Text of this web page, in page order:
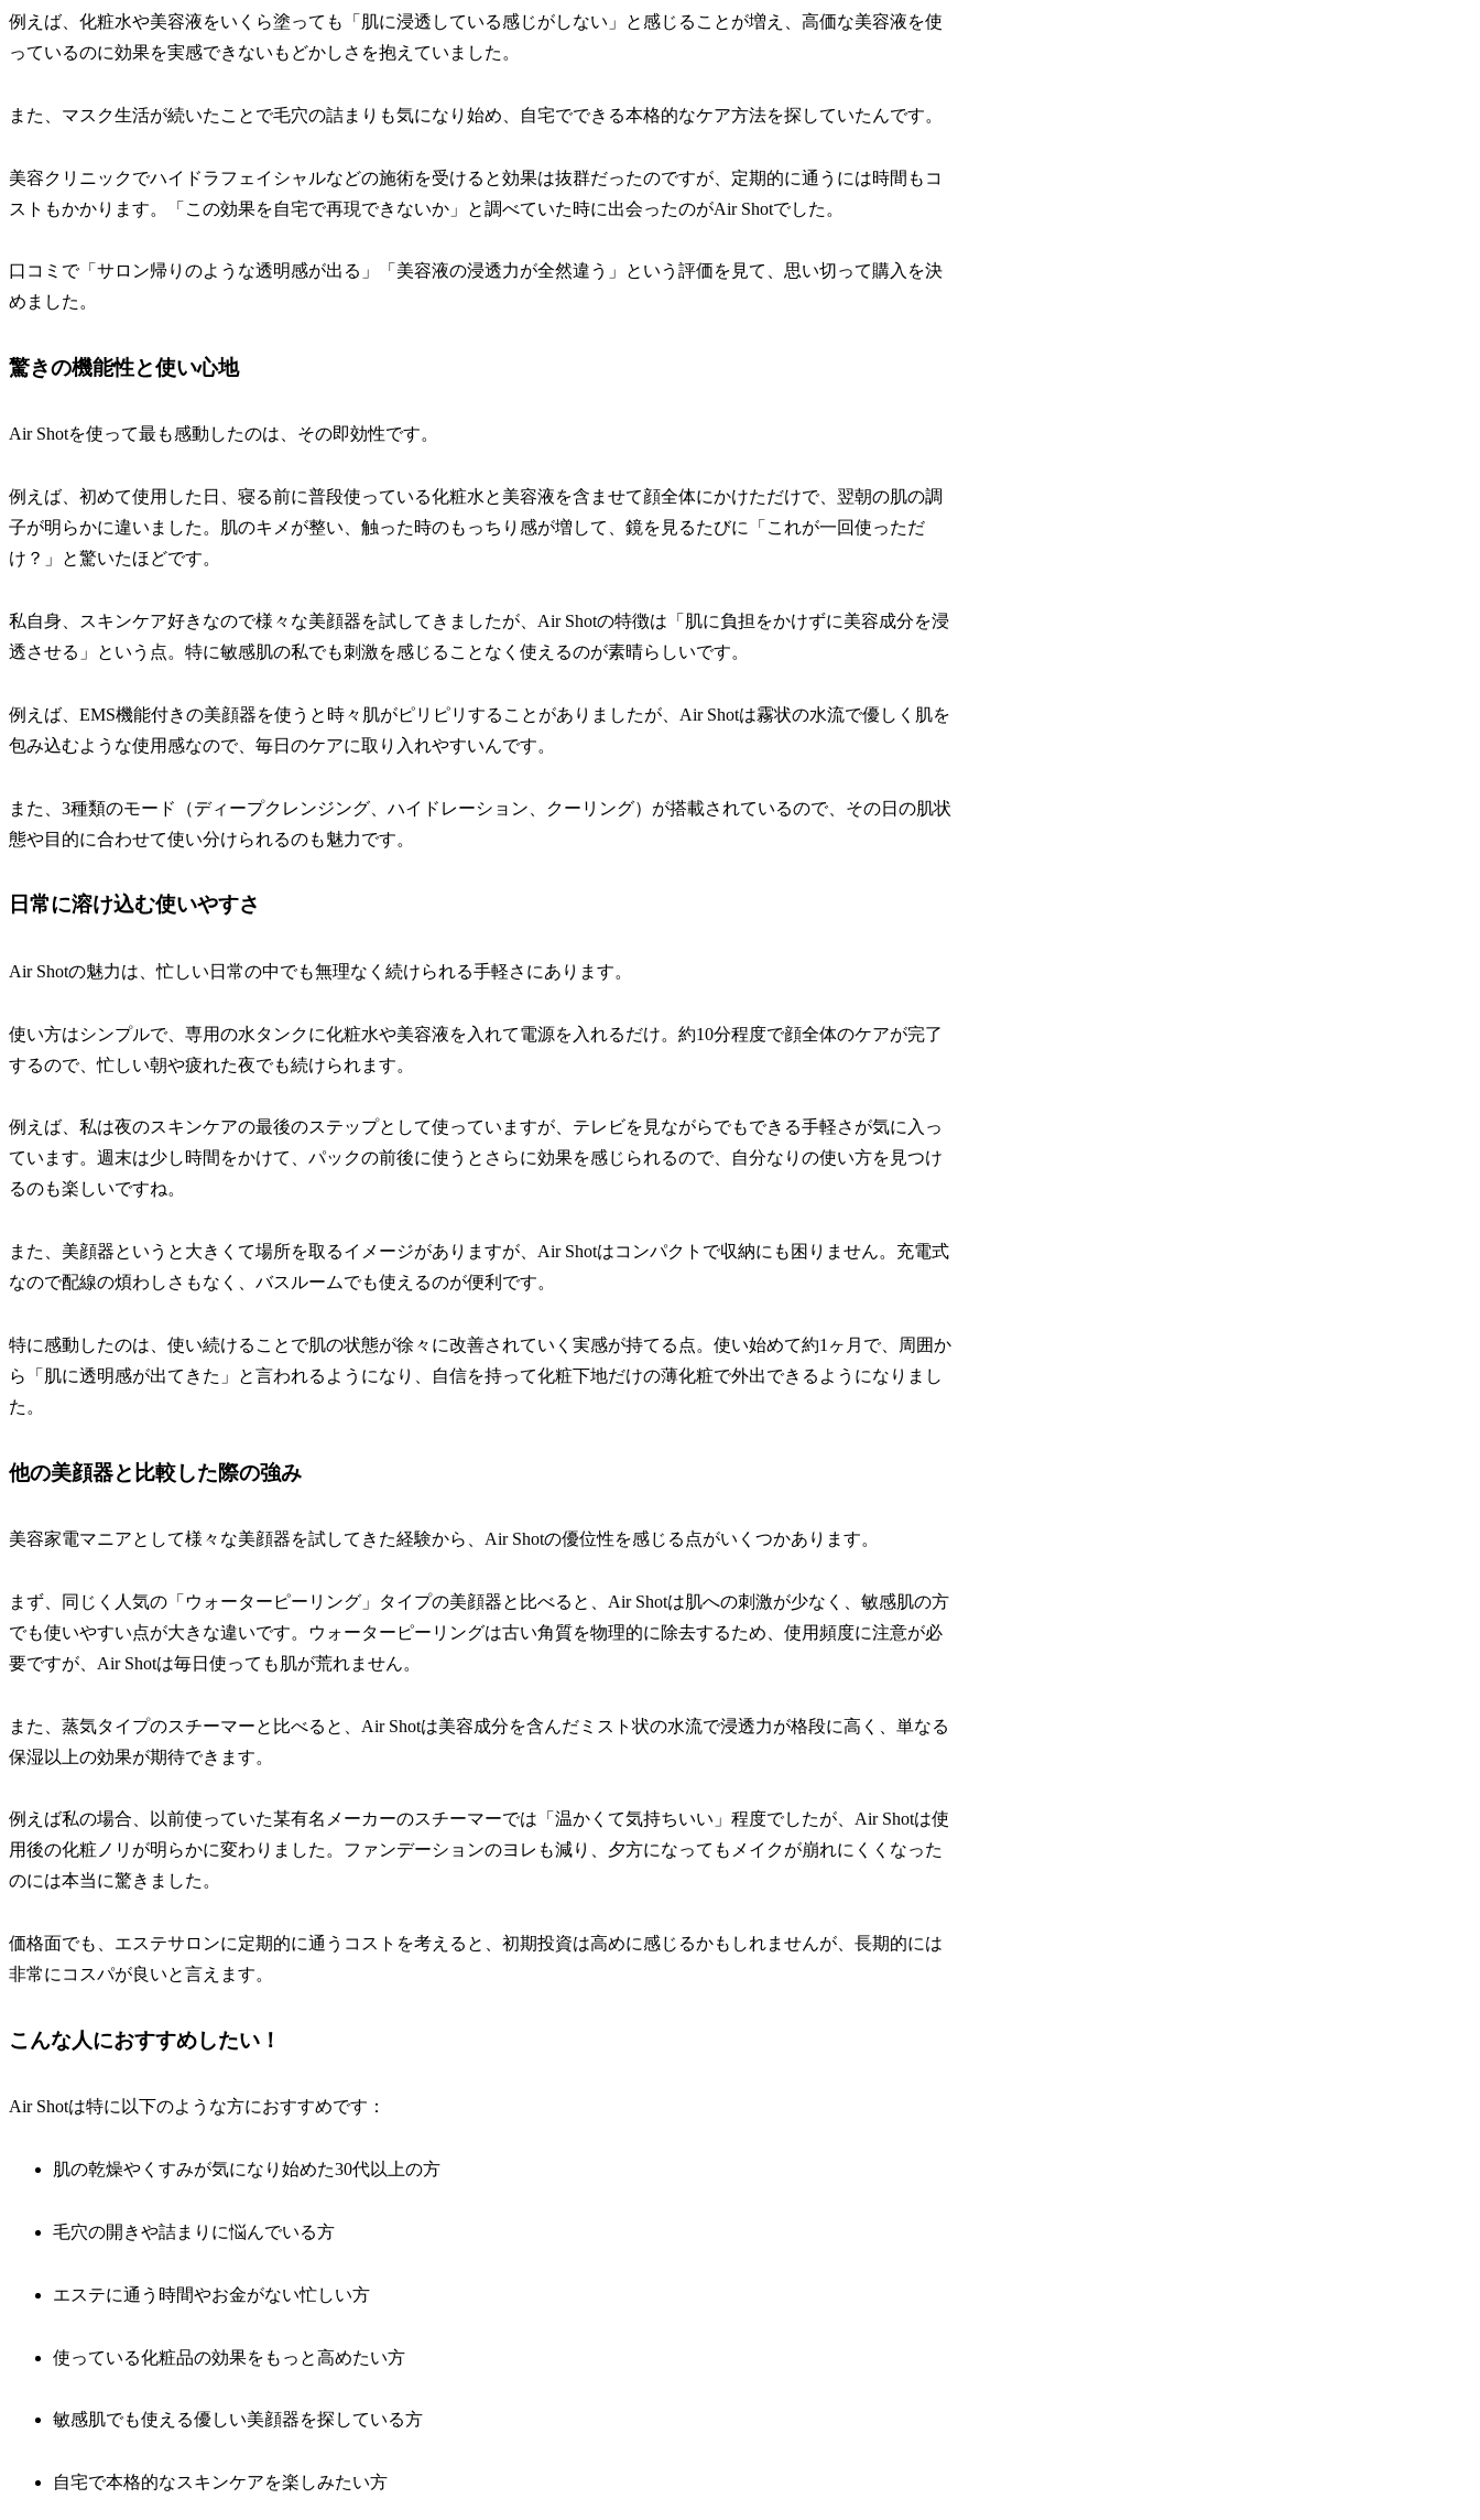
例えば、化粧水や美容液をいくら塗っても「肌に浸透している感じがしない」と感じることが増え、高価な美容液を使
っているのに効果を実感できないもどかしさを抱えていました。
また、マスク生活が続いたことで毛穴の詰まりも気になり始め、自宅でできる本格的なケア方法を探していたんです。
美容クリニックでハイドラフェイシャルなどの施術を受けると効果は抜群だったのですが、定期的に通うには時間もコ
ストもかかります。「この効果を自宅で再現できないか」と調べていた時に出会ったのがAir Shotでした。
口コミで「サロン帰りのような透明感が出る」「美容液の浸透力が全然違う」という評価を見て、思い切って購入を決
めました。
驚きの機能性と使い心地
Air Shotを使って最も感動したのは、その即効性です。
例えば、初めて使用した日、寝る前に普段使っている化粧水と美容液を含ませて顔全体にかけただけで、翌朝の肌の調
子が明らかに違いました。肌のキメが整い、触った時のもっちり感が増して、鏡を見るたびに「これが一回使っただ
け？」と驚いたほどです。
私自身、スキンケア好きなので様々な美顔器を試してきましたが、Air Shotの特徴は「肌に負担をかけずに美容成分を浸
透させる」という点。特に敏感肌の私でも刺激を感じることなく使えるのが素晴らしいです。
例えば、EMS機能付きの美顔器を使うと時々肌がピリピリすることがありましたが、Air Shotは霧状の水流で優しく肌を
包み込むような使用感なので、毎日のケアに取り入れやすいんです。
また、3種類のモード（ディープクレンジング、ハイドレーション、クーリング）が搭載されているので、その日の肌状
態や目的に合わせて使い分けられるのも魅力です。
日常に溶け込む使いやすさ
Air Shotの魅力は、忙しい日常の中でも無理なく続けられる手軽さにあります。
使い方はシンプルで、専用の水タンクに化粧水や美容液を入れて電源を入れるだけ。約10分程度で顔全体のケアが完了
するので、忙しい朝や疲れた夜でも続けられます。
例えば、私は夜のスキンケアの最後のステップとして使っていますが、テレビを見ながらでもできる手軽さが気に入っ
ています。週末は少し時間をかけて、パックの前後に使うとさらに効果を感じられるので、自分なりの使い方を見つけ
るのも楽しいですね。
また、美顔器というと大きくて場所を取るイメージがありますが、Air Shotはコンパクトで収納にも困りません。充電式
なので配線の煩わしさもなく、バスルームでも使えるのが便利です。
特に感動したのは、使い続けることで肌の状態が徐々に改善されていく実感が持てる点。使い始めて約1ヶ月で、周囲か
ら「肌に透明感が出てきた」と言われるようになり、自信を持って化粧下地だけの薄化粧で外出できるようになりまし
た。
他の美顔器と比較した際の強み
美容家電マニアとして様々な美顔器を試してきた経験から、Air Shotの優位性を感じる点がいくつかあります。
まず、同じく人気の「ウォーターピーリング」タイプの美顔器と比べると、Air Shotは肌への刺激が少なく、敏感肌の方
でも使いやすい点が大きな違いです。ウォーターピーリングは古い角質を物理的に除去するため、使用頻度に注意が必
要ですが、Air Shotは毎日使っても肌が荒れません。
また、蒸気タイプのスチーマーと比べると、Air Shotは美容成分を含んだミスト状の水流で浸透力が格段に高く、単なる
保湿以上の効果が期待できます。
例えば私の場合、以前使っていた某有名メーカーのスチーマーでは「温かくて気持ちいい」程度でしたが、Air Shotは使
用後の化粧ノリが明らかに変わりました。ファンデーションのヨレも減り、夕方になってもメイクが崩れにくくなった
のには本当に驚きました。
価格面でも、エステサロンに定期的に通うコストを考えると、初期投資は高めに感じるかもしれませんが、長期的には
非常にコスパが良いと言えます。
こんな人におすすめしたい！
Air Shotは特に以下のような方におすすめです：
肌の乾燥やくすみが気になり始めた30代以上の方
毛穴の開きや詰まりに悩んでいる方
エステに通う時間やお金がない忙しい方
使っている化粧品の効果をもっと高めたい方
敏感肌でも使える優しい美顔器を探している方
自宅で本格的なスキンケアを楽しみたい方